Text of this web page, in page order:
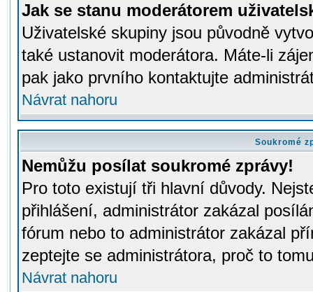
Jak se stanu moderátorem
Uživatelské skupiny jsou původně
také ustanovit moderátora. Máte-li
pak jako prvního kontaktujte
Návrat nahoru
Soukromé
Nemůžu posílat soukromé zprávy!
Pro toto existují tři hlavní důvody.
přihlášení, administrátor zakázal
fórum nebo to administrátor zakázal
zeptejte se administrátora, proč to
Návrat nahoru